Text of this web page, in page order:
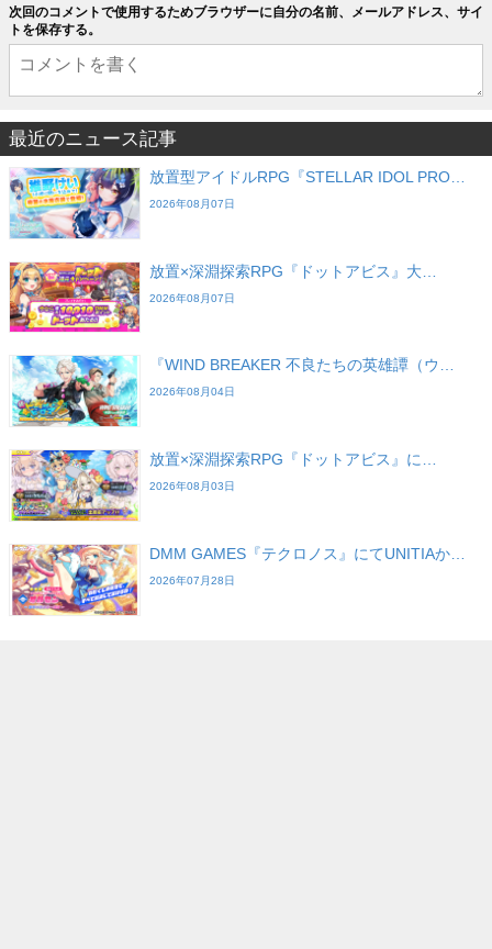
次回のコメントで使用するためブラウザーに自分の名前、メールアドレス、サイ
トを保存する。
最近のニュース記事
放置型アイドルRPG『STELLAR IDOL PRO…
2026年08月07日
放置×深淵探索RPG『ドットアビス』大…
2026年08月07日
『WIND BREAKER 不良たちの英雄譚（ウ…
2026年08月04日
放置×深淵探索RPG『ドットアビス』に…
2026年08月03日
DMM GAMES『テクロノス』にてUNITIAか…
2026年07月28日